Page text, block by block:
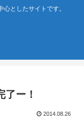
としたサイトです。
ー！
2014.08.26